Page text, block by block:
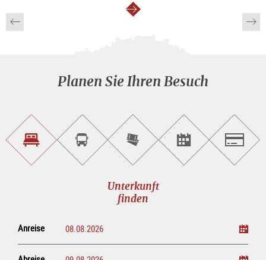
weiter
Planen Sie Ihren Besuch
Unterkunft<br>findenSightseeing<br>Tour
buchen
Tickets
online<br>kaufen
Events<br>finden
Unterkunft
finden
Anreise